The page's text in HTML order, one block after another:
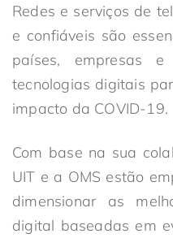
Redes e serviços de
e confiáveis são
países, empresas
tecnologias digitais
impacto da COVID-19.
Com base na sua
UIT e a OMS estão
dimensionar as
digital baseadas em